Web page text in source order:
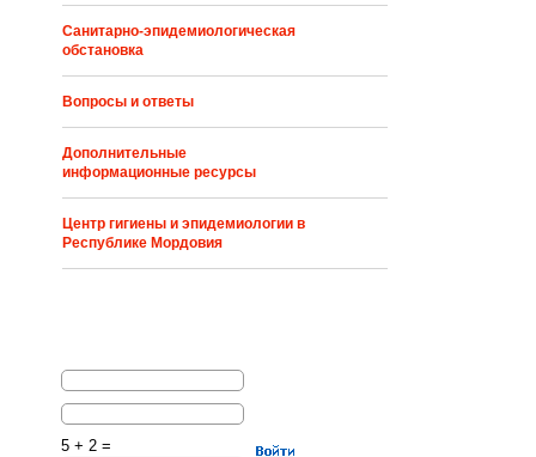
Санитарно-эпидемиологическая
обстановка
Вопросы и ответы
Дополнительные
информационные ресурсы
Центр гигиены и эпидемиологии в
Республике Мордовия
5 + 2 =